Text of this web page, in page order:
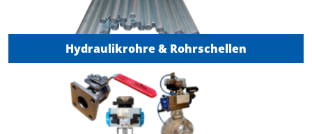
Hydraulikrohre & Rohrschellen